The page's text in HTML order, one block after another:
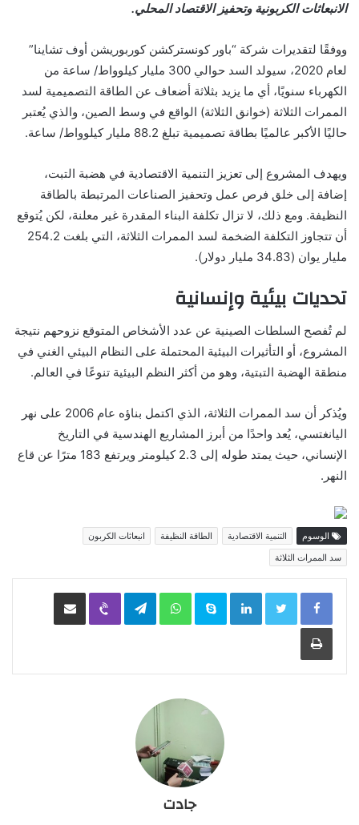
الانبعاثات الكربونية وتحفيز الاقتصاد المحلي.
ووفقًا لتقديرات شركة “باور كونستركشن كوربوريشن أوف تشاينا”
لعام 2020، سيولد السد حوالي 300 مليار كيلوواط/ ساعة من
الكهرباء سنويًا، أي ما يزيد بثلاثة أضعاف عن الطاقة التصميمية لسد
الممرات الثلاثة (خوانق الثلاثة) الواقع في وسط الصين، والذي يُعتبر
حاليًا الأكبر عالميًا بطاقة تصميمية تبلغ 88.2 مليار كيلوواط/ ساعة.
ويهدف المشروع إلى تعزيز التنمية الاقتصادية في هضبة التبت،
إضافة إلى خلق فرص عمل وتحفيز الصناعات المرتبطة بالطاقة
النظيفة. ومع ذلك، لا تزال تكلفة البناء المقدرة غير معلنة، لكن يُتوقع
أن تتجاوز التكلفة الضخمة لسد الممرات الثلاثة، التي بلغت 254.2
مليار يوان (34.83 مليار دولار).
تحديات بيئية وإنسانية
لم تُفصح السلطات الصينية عن عدد الأشخاص المتوقع نزوحهم نتيجة
المشروع، أو التأثيرات البيئية المحتملة على النظام البيئي الغني في
منطقة الهضبة التبتية، وهو من أكثر النظم البيئية تنوعًا في العالم.
ويُذكر أن سد الممرات الثلاثة، الذي اكتمل بناؤه عام 2006 على نهر
اليانغتسي، يُعد واحدًا من أبرز المشاريع الهندسية في التاريخ
الإنساني، حيث يمتد طوله إلى 2.3 كيلومتر ويرتفع 183 مترًا عن قاع
النهر.
الوسوم التنمية الاقتصادية الطاقة النظيفة
انبعاثات الكربون
سد الممرات الثلاثة
LinkedIn
Skype
WhatsApp
Telegram
Viber مشاركة عبر البريد
طباعة
جادت